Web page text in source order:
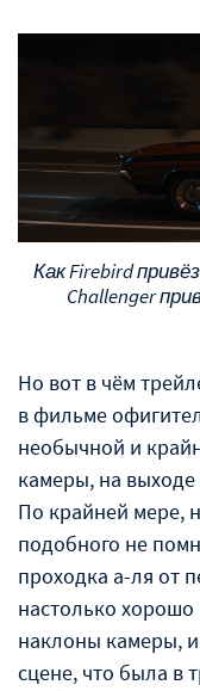
Как Firebird
Challenger
Но вот в чём
в фильме
необычной и
камеры, на
По крайней мере,
подобного не
проходка а-ля от
настолько
наклоны камеры,
сцене, что была в